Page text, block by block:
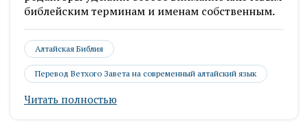
библейским терминам и именам собственным.
Алтайская Библия
Перевод Ветхого Завета на современный алтайский язык
Читать полностью